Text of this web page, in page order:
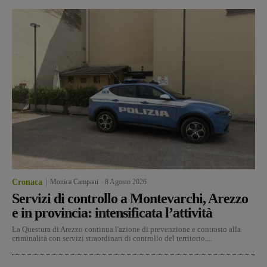
Cronaca Monica Campani 8 Agosto 2026
Servizi di controllo a Montevarchi, Arezzo
e in provincia: intensificata l’attività
La Questura di Arezzo continua l'azione di prevenzione e contrasto alla
criminalità con servizi straordinari di controllo del territorio....